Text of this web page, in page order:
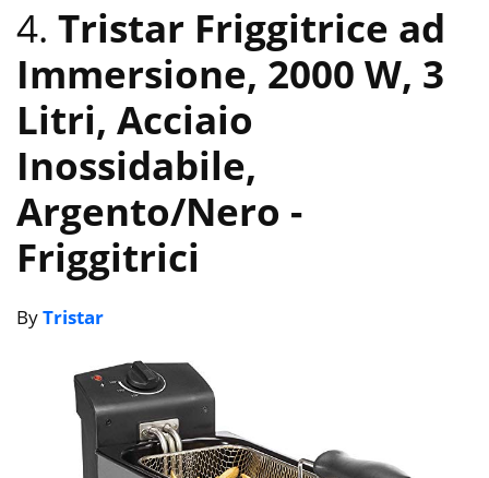
4. Tristar Friggitrice ad
Immersione, 2000 W, 3
Litri, Acciaio
Inossidabile,
Argento/Nero -
Friggitrici
ByTristar